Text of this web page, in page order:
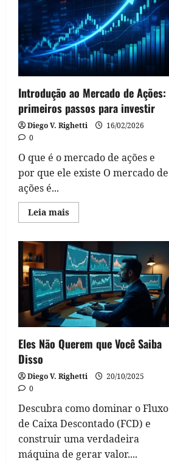
Introdução ao Mercado de Ações:
primeiros passos para investir
Diego V. Righetti
16/02/2026
0
O que é o mercado de ações e
por que ele existe O mercado de
ações é...
Leia maisRead
more
ao
Mercado
de
Ações:
primeiros
passos
para
investir
Eles Não Querem que Você Saiba
Disso
Diego V. Righetti
20/10/2025
0
Descubra como dominar o Fluxo
de Caixa Descontado (FCD) e
construir uma verdadeira
máquina de gerar valor....